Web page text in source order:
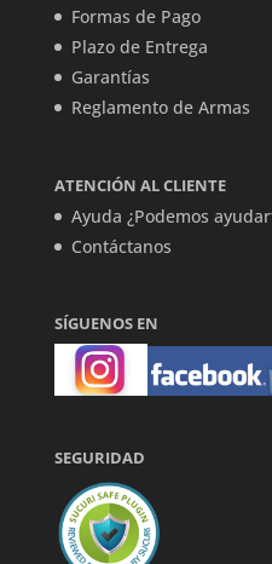
Formas de Pago
Plazo de Entrega
Garantías
Reglamento de Armas
ATENCIÓN AL CLIENTE
Ayuda ¿Podemos
Contáctanos
SÍGUENOS EN
SEGURIDAD